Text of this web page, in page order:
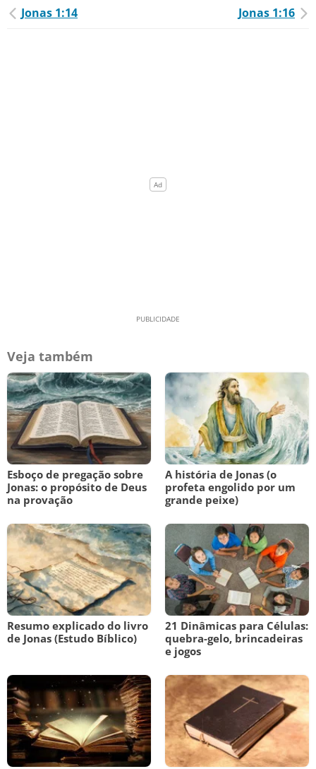
Jonas 1:14 Jonas 1:16
Veja também
Esboço de pregação sobre
Jonas: o propósito de Deus
na provação
A história de Jonas (o
profeta engolido por um
grande peixe)
Resumo explicado do livro
de Jonas (Estudo Bíblico)
21 Dinâmicas para Células:
quebra-gelo, brincadeiras
e jogos